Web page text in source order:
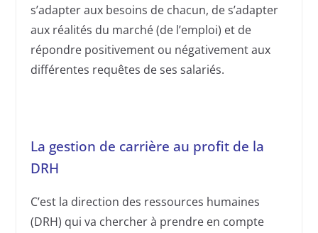
s’adapter aux besoins de chacun, de s’adapter
aux réalités du marché (de l’emploi) et de
répondre positivement ou négativement aux
différentes requêtes de ses salariés.
La gestion de carrière au profit de la
DRH
C’est la direction des ressources humaines
(DRH) qui va chercher à prendre en compte